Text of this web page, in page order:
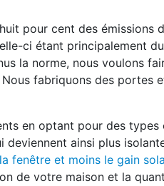
pour cent des émissions
ci étant principalement
la norme, nous voulons
fabriquons des portes
en optant pour des types
ainsi plus
fenêtre et moins le gain
de votre maison et la